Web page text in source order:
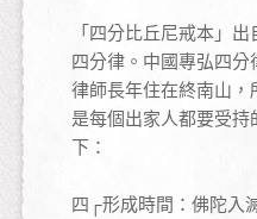
「四分比丘尼戒本」
四分律。中國專弘四
律師長年住在終南山
是每個出家人都要受
下：
四┌形成時間：佛陀入